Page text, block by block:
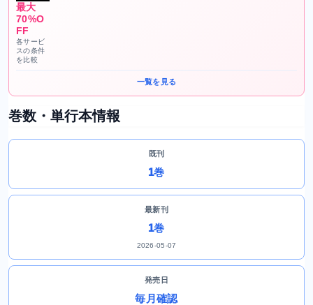
最大
70%O
FF
各サービ
スの条件
を比較
一覧を見る
巻数・単行本情報
既刊
1巻
最新刊
1巻
2026-05-07
発売日
毎月確認